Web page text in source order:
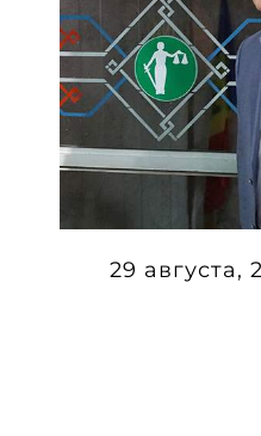
29 августа,